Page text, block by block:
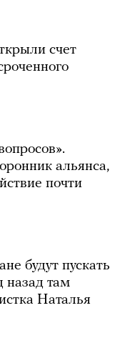
счет
альянса,
почти
будут пускать
назад там
Наталья